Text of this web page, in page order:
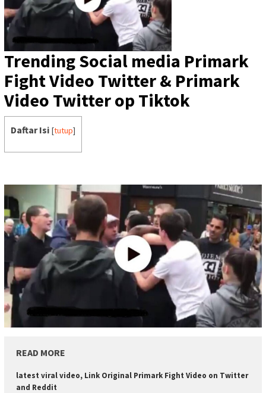
Trending Social media Primark
Fight Video Twitter & Primark
Video Twitter op Tiktok
Daftar Isi [tutup]
READ MORE
latest viral video, Link Original Primark Fight Video on Twitter
and Reddit